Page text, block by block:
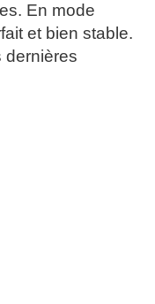
En mode
et bien stable.
dernières